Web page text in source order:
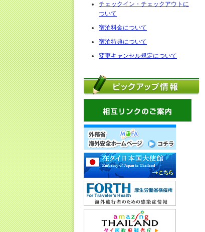
チェックイン・チェックアウトに
ついて
宿泊料金について
宿泊特典について
変更キャンセル規定について